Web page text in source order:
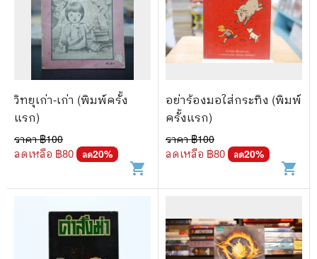
วิทยุเก่า-เก่า (พิมพ์ครั้ง
แรก)
ราคา ฿100
ลดเหลือ ฿80 ลด20%
shopping_cart
อย่าร้องมอใส่กระทิง (พิมพ์
ครั้งแรก)
ราคา ฿100
ลดเหลือ ฿80 ลด20%
shopping_cart